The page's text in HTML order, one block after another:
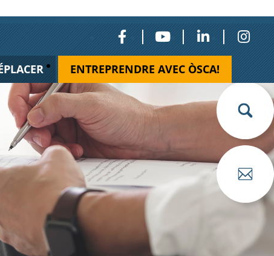
ENTREPRENDRE AVEC ÒSCA!